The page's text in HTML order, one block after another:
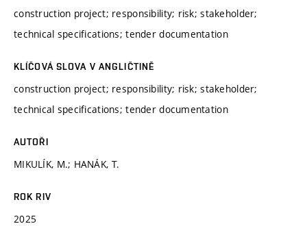
construction project; responsibility; risk; stakeholder;
technical specifications; tender documentation
KLÍČOVÁ SLOVA V ANGLIČTINĚ
construction project; responsibility; risk; stakeholder;
technical specifications; tender documentation
AUTOŘI
MIKULÍK, M.; HANÁK, T.
ROK RIV
2025